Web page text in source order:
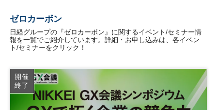
ゼロカーボン
日経グループの『ゼロカーボン』に関するイベント/セミナー情
報を一覧でご紹介しています。詳細・お申し込みは、各イベン
ト/セミナーをクリック！
開催
終了